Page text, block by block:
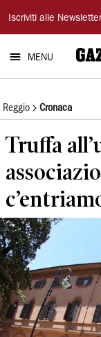
Gazzetta
di
Reggio
Iscriviti alle Newsletter
MENU
Reggio Cronaca
Truffa